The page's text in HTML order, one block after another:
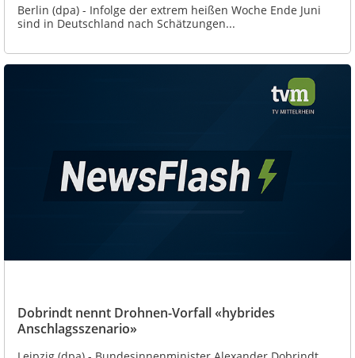
Berlin (dpa) - Infolge der extrem heißen Woche Ende Juni
sind in Deutschland nach Schätzungen...
Dobrindt nennt Drohnen-Vorfall «hybrides
Anschlagsszenario»